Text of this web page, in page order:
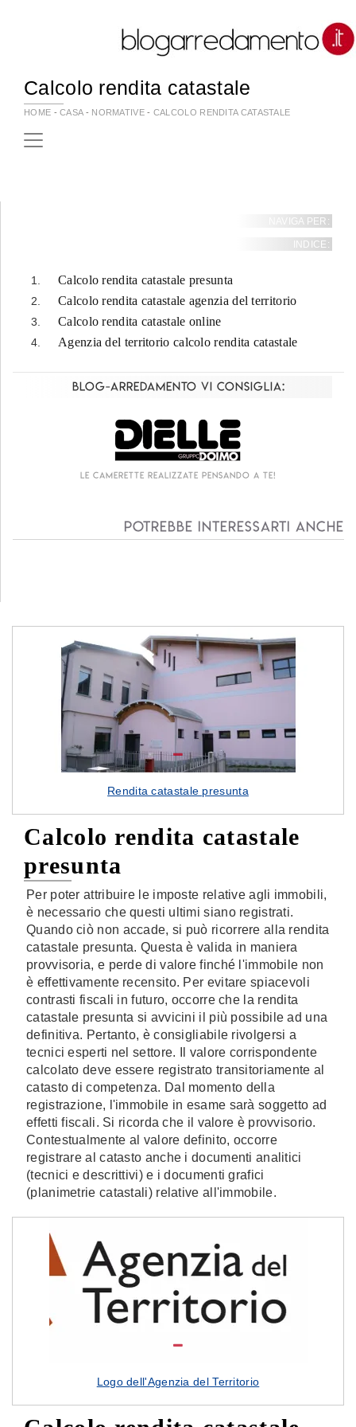
Calcolo rendita catastale
HOME -CASA- NORMATIVE - CALCOLO RENDITA CATASTALE
Rendita catastale presunta
Calcolo rendita catastale
presunta
Per poter attribuire le imposte relative agli immobili,
è necessario che questi ultimi siano registrati.
Quando ciò non accade, si può ricorrere alla rendita
catastale presunta. Questa è valida in maniera
provvisoria, e perde di valore finché l'immobile non
è effettivamente recensito. Per evitare spiacevoli
contrasti fiscali in futuro, occorre che la rendita
catastale presunta si avvicini il più possibile ad una
definitiva. Pertanto, è consigliabile rivolgersi a
tecnici esperti nel settore. Il valore corrispondente
calcolato deve essere registrato transitoriamente al
catasto di competenza. Dal momento della
registrazione, l'immobile in esame sarà soggetto ad
effetti fiscali. Si ricorda che il valore è provvisorio.
Contestualmente al valore definito, occorre
registrare al catasto anche i documenti analitici
(tecnici e descrittivi) e i documenti grafici
(planimetrie catastali) relative all'immobile.
Logo dell'Agenzia del Territorio
NAVIGA PER:
INDICE:
Calcolo rendita catastale presunta
Calcolo rendita catastale agenzia del territorio
Calcolo rendita catastale online
Agenzia del territorio calcolo rendita catastale
Blog-Arredamento vi consiglia:
Le camerette realizzate pensando a te!
Potrebbe interessarti anche